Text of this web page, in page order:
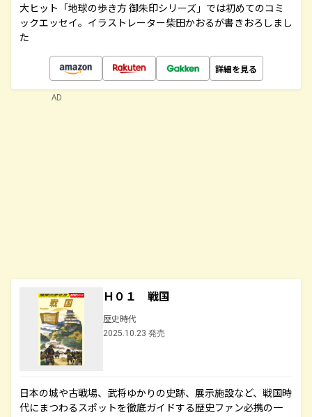
大ヒット「地球の歩き方 御朱印シリーズ」では初めてのコミ
ックエッセイ。イラストレーター柴田かおるが書きおろしまし
た
詳細を見る
Ｈ０１ 戦国
歴史時代
2025.10.23 発売
日本の城や古戦場、武将ゆかりの史跡、展示施設など、戦国時
代にまつわるスポットを徹底ガイドする歴史ファン必携の一
AD